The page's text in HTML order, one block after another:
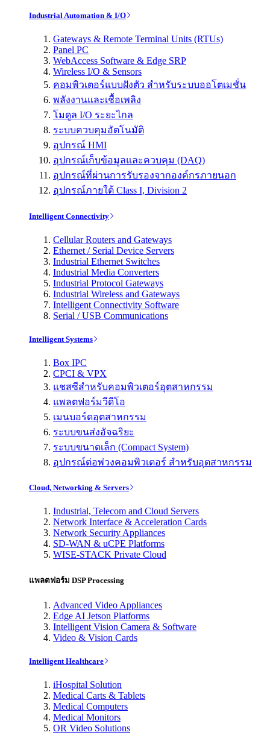
Industrial Automation & I/O
Gateways & Remote Terminal Units (RTUs)
Panel PC
WebAccess Software & Edge SRP
Wireless I/O & Sensors
คอมพิวเตอร์แบบฝังตัว สำหรับระบบออโตเมชั่น
พลังงานและเชื้อเพลิง
โมดูล I/O ระยะไกล
ระบบควบคุมอัตโนมัติ
อุปกรณ์ HMI
อุปกรณ์เก็บข้อมูลและควบคุม (DAQ)
อุปกรณ์ที่ผ่านการรับรองจากองค์กรภายนอก
อุปกรณ์ภายใต้ Class I, Division 2
Intelligent Connectivity
Cellular Routers and Gateways
Ethernet / Serial Device Servers
Industrial Ethernet Switches
Industrial Media Converters
Industrial Protocol Gateways
Industrial Wireless and Gateways
Intelligent Connectivity Software
Serial / USB Communications
Intelligent Systems
Box IPC
CPCI & VPX
แชสซีสำหรับคอมพิวเตอร์อุตสาหกรรม
แพลตฟอร์มวีดีโอ
เมนบอร์ดอุตสาหกรรม
ระบบขนส่งอัจฉริยะ
ระบบขนาดเล็ก (Compact System)
อุปกรณ์ต่อพ่วงคอมพิวเตอร์ สำหรับอุตสาหกรรม
Cloud, Networking & Servers
Industrial, Telecom and Cloud Servers
Network Interface & Acceleration Cards
Network Security Appliances
SD-WAN & uCPE Platforms
WISE-STACK Private Cloud
แพลตฟอร์ม DSP Processing
Advanced Video Appliances
Edge AI Jetson Platforms
Intelligent Vision Camera & Software
Video & Vision Cards
Intelligent Healthcare
iHospital Solution
Medical Carts & Tablets
Medical Computers
Medical Monitors
OR Video Solutions